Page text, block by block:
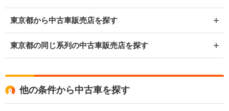
東京都から中古車販売店を探す
東京都の同じ系列の中古車販売店を探す
他の条件から中古車を探す